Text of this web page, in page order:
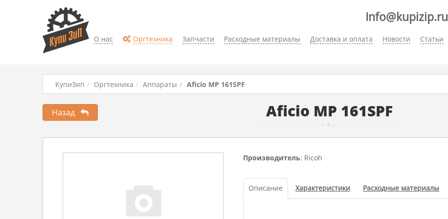
О нас Оргтехника Запчасти Расходные материалы Доставка и оплата Новости Статьи
Info@kupizip.ru
КупиЗип Оргтехника Аппараты Aficio MP 161SPF
Aficio MP 161SPF
Назад
Производитель: Ricoh
Описание Характеристики Расходные материалы